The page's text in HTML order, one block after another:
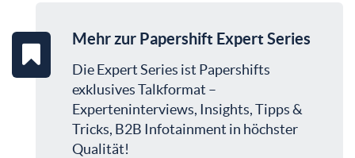
Mehr zur Papershift Expert Series
Die Expert Series ist Papershifts
exklusives Talkformat –
Experteninterviews, Insights, Tipps &
Tricks, B2B Infotainment in höchster
Qualität!